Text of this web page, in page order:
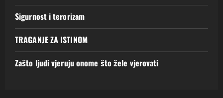
Sigurnost i terorizam
TRAGANJE ZA ISTINOM
Zašto ljudi vjeruju onome što žele vjerovati